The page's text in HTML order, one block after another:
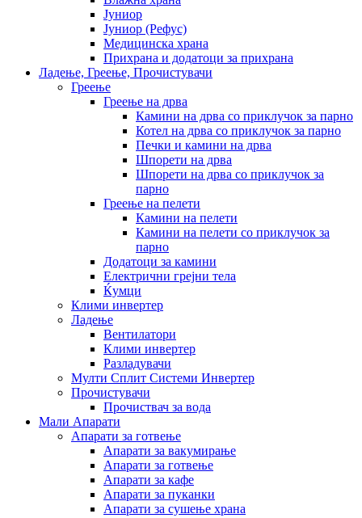
Јуниор
Јуниор (Рефус)
Медицинска храна
Прихрана и додатоци за прихрана
Ладење, Греење, Прочистувачи
Греење
Греење на дрва
Камини на дрва со приклучок за парно
Котел на дрва со приклучок за парно
Печки и камини на дрва
Шпорети на дрва
Шпорети на дрва со приклучок за
парно
Греење на пелети
Камини на пелети
Камини на пелети со приклучок за
парно
Додатоци за камини
Електрични грејни тела
Ќумци
Клими инвертер
Ладење
Вентилатори
Клими инвертер
Разладувачи
Мулти Сплит Системи Инвертер
Прочистувачи
Прочиствач за вода
Мали Апарати
Апарати за готвење
Апарати за вакумирање
Апарати за готвење
Апарати за кафе
Апарати за пуканки
Апарати за сушење храна